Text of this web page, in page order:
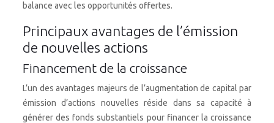
balance avec les opportunités offertes.
Principaux avantages de l’émission
de nouvelles actions
Financement de la croissance
L’un des avantages majeurs de l’augmentation de capital par
émission d’actions nouvelles réside dans sa capacité à
générer des fonds substantiels pour financer la croissance